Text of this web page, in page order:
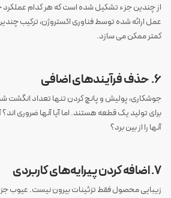
از چندین جزء تشکیل شده است که هر کدام عملکرد
عمل ارائه شده توسط فناوری اکستروژن، ترکیب
کمتر ممکن می سازد.
6. حذف فرآیندهای اضافی
جوشکاری، پولیش و پانچ کردن تنها تعداد انگشت
برای تولید یک قطعه هستند. اما آیا آنها ضروری اند؟
آنها را از بین برد؟
7. اضافه کردن پیرایه‌‌‌های کاربردی
زیبایی محصول فقط تزئینات بیرون نیست. عیوب